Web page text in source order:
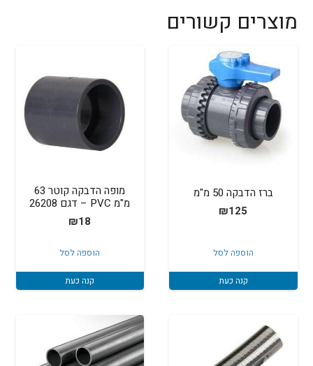
מוצרים קשורים
ברז הדבקה 50 מ"מ
₪125
הוספה לסל
קנה כעת
מופה הדבקה קוטר 63
מ"מ PVC – דגם 26208
₪18
הוספה לסל
קנה כעת